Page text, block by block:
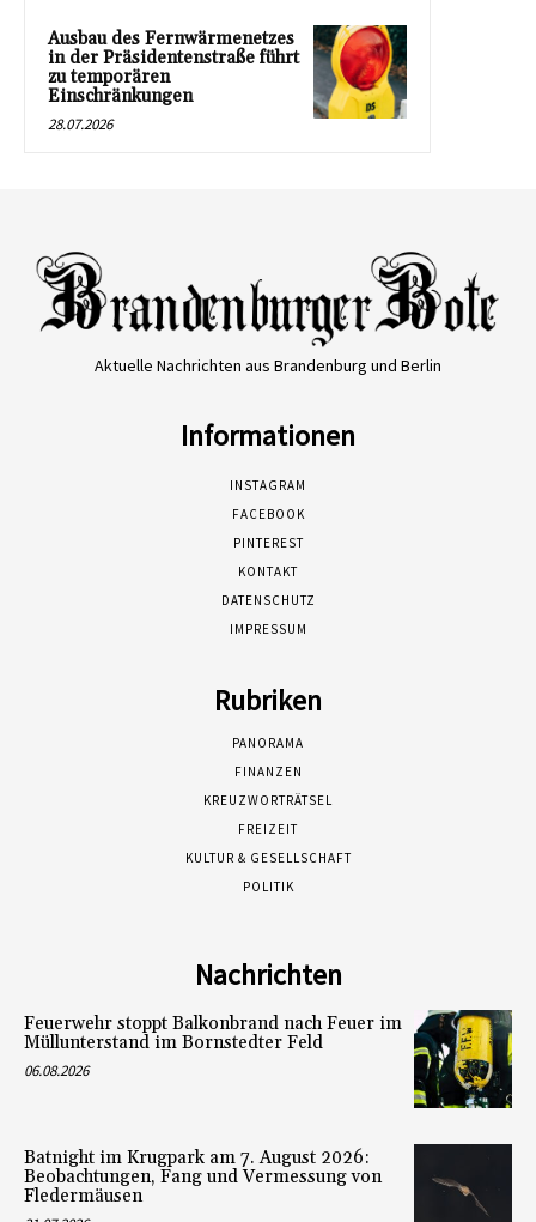
Ausbau des Fernwärmenetzes
in der Präsidentenstraße führt
zu temporären
Einschränkungen
28.07.2026
Aktuelle Nachrichten aus Brandenburg und Berlin
Informationen
INSTAGRAM
FACEBOOK
PINTEREST
KONTAKT
DATENSCHUTZ
IMPRESSUM
Rubriken
PANORAMA
FINANZEN
KREUZWORTRÄTSEL
FREIZEIT
KULTUR & GESELLSCHAFT
POLITIK
Nachrichten
Feuerwehr stoppt Balkonbrand nach Feuer im
Müllunterstand im Bornstedter Feld
06.08.2026
Batnight im Krugpark am 7. August 2026:
Beobachtungen, Fang und Vermessung von
Fledermäusen